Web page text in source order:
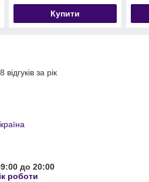
Купити
за рік
до 20:00
роботи